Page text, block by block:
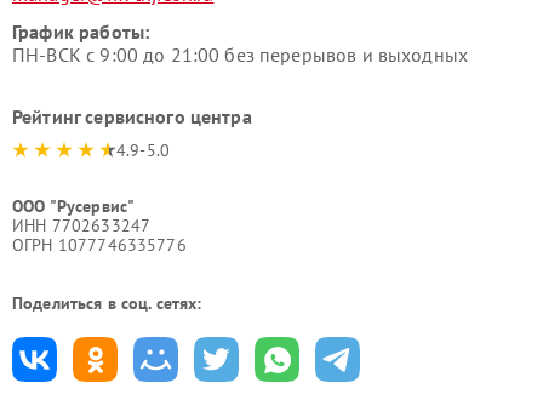
График работы:
ПН-ВСК с 9:00 до 21:00 без перерывов и выходных
Рейтинг сервисного центра
4.9-5.0
ООО "Русервис"
ИНН 7702633247
ОГРН 1077746335776
Поделиться в соц. сетях: